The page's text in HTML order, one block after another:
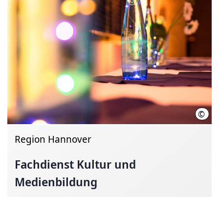
©
Region Hannover
Fachdienst Kultur und
Medienbildung